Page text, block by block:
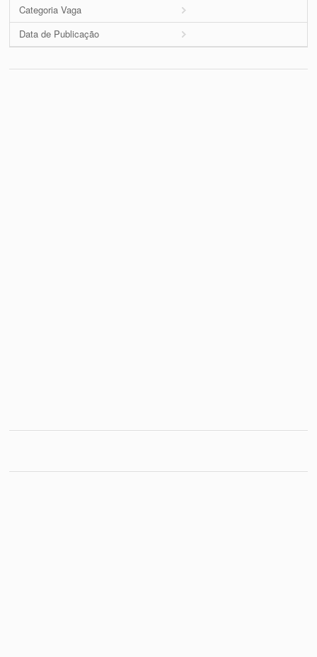
Categoria Vaga
Data de Publicação